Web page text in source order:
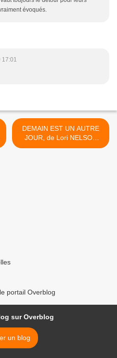
évoqués.
17:01
DEMAIN EST UN AUTRE
JOUR, de Lori NELSON
SPIELMAN >
portail Overblog
sur Overblog
un blog